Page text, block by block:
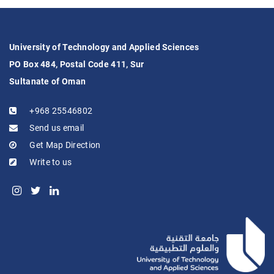
University of Technology and Applied Sciences
PO Box 484, Postal Code 411, Sur
Sultanate of Oman
+968 25546802
Send us email
Get Map Direction
Write to us